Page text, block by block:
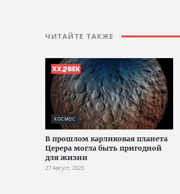
ЧИТАЙТЕ ТАКЖЕ
КОСМОС
В прошлом карликовая планета
Церера могла быть пригодной
для жизни
27 Август, 2025